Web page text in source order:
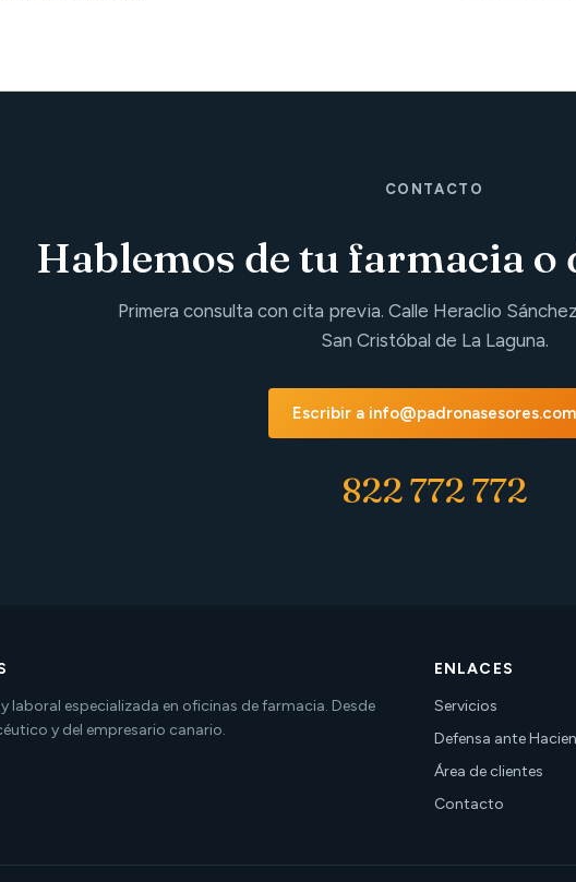
CONTACTO
Hablemos de tu farmacia o
Primera consulta con cita previa. Calle Heraclio
San Cristóbal de La Laguna.
Escribir a info@padronasesores.com
822 772 772
laboral especializada en oficinas de farmacia. Desde
y del empresario canario.
ENLACES
Servicios
Defensa ante
Área de clientes
Contacto